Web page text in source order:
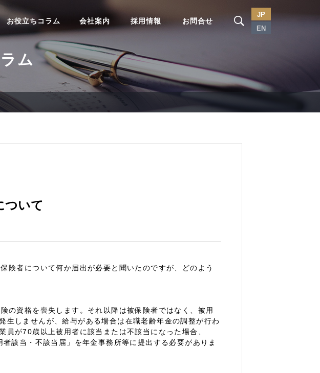
お役立ちコラム 会社案内 採用情報 お問合せ
JP
EN
ム
ついて
険者について何か届出が必要と聞いたのですが、どのよう
の資格を喪失します。それ以降は被保険者ではなく、被用
生しませんが、給与がある場合は在職老齢年金の調整が行わ
員が70歳以上被用者に該当または不該当になった場合、
者該当・不該当届」を年金事務所等に提出する必要がありま